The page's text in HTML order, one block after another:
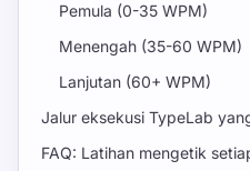
Pemula (0-35 WPM)
Menengah (35-60 WPM)
Lanjutan (60+ WPM)
Jalur eksekusi TypeLab
FAQ: Latihan mengetik